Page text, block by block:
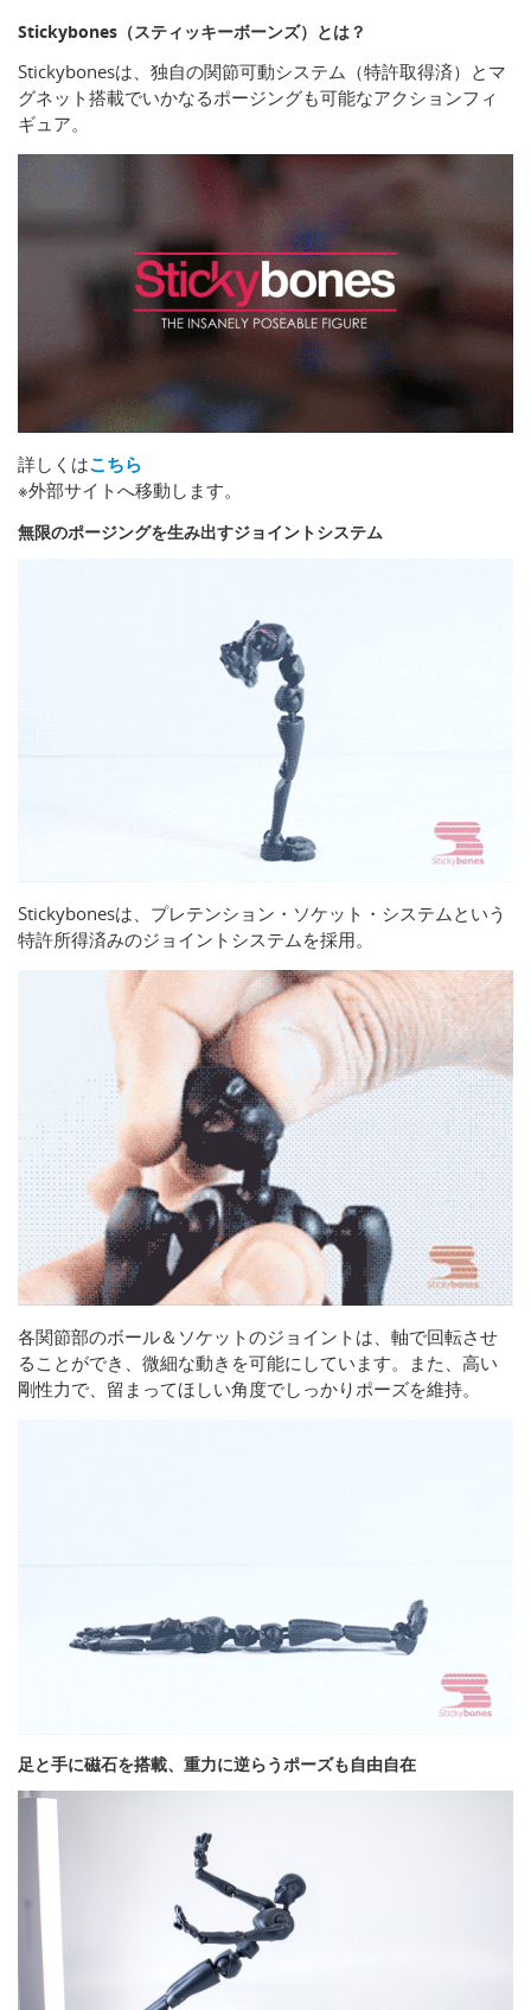
Stickybones（スティッキーボーンズ）とは？
Stickybonesは、独自の関節可動システム（特許取得済）とマ
グネット搭載でいかなるポージングも可能なアクションフィ
ギュア。
詳しくはこちら
※外部サイトへ移動します。
無限のポージングを生み出すジョイントシステム
Stickybonesは、プレテンション・ソケット・システムという
特許所得済みのジョイントシステムを採用。
各関節部のボール＆ソケットのジョイントは、軸で回転させ
ることができ、微細な動きを可能にしています。また、高い
剛性力で、留まってほしい角度でしっかりポーズを維持。
足と手に磁石を搭載、重力に逆らうポーズも自由自在